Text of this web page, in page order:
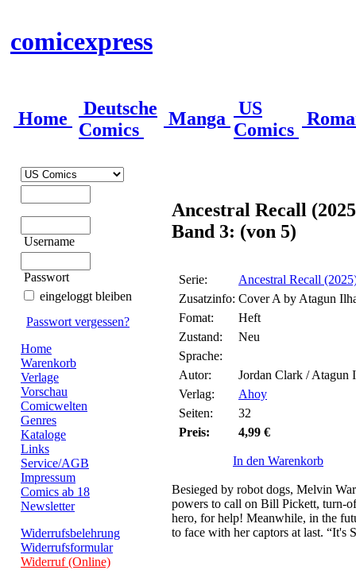
comicexpress
Home
Deutsche
Comics
Manga
US
Comics
Username
Passwort
eingeloggt bleiben
Passwort vergessen?
Home
Warenkorb
Verlage
Vorschau
Comicwelten
Genres
Kataloge
Links
Service/AGB
Impressum
Comics ab 18
Newsletter
Widerrufsbelehrung
Widerrufsformular
Widerruf (Online)
Ancestral Recall
Band 3: (von 5)
Serie:
Ancestral Recall
Zusatzinfo: Cover A by Atagun
Fomat:
Heft
Zustand:
Neu
Sprache:
Autor:
Jordan Clark / Atagun
Verlag:
Ahoy
Seiten:
32
Preis:
4,99 €
In den Warenkorb
Besieged by robot dogs, Melvin
powers to call on Bill Pickett, turn-
hero, for help! Meanwhile, in the
to face with her captors at last.